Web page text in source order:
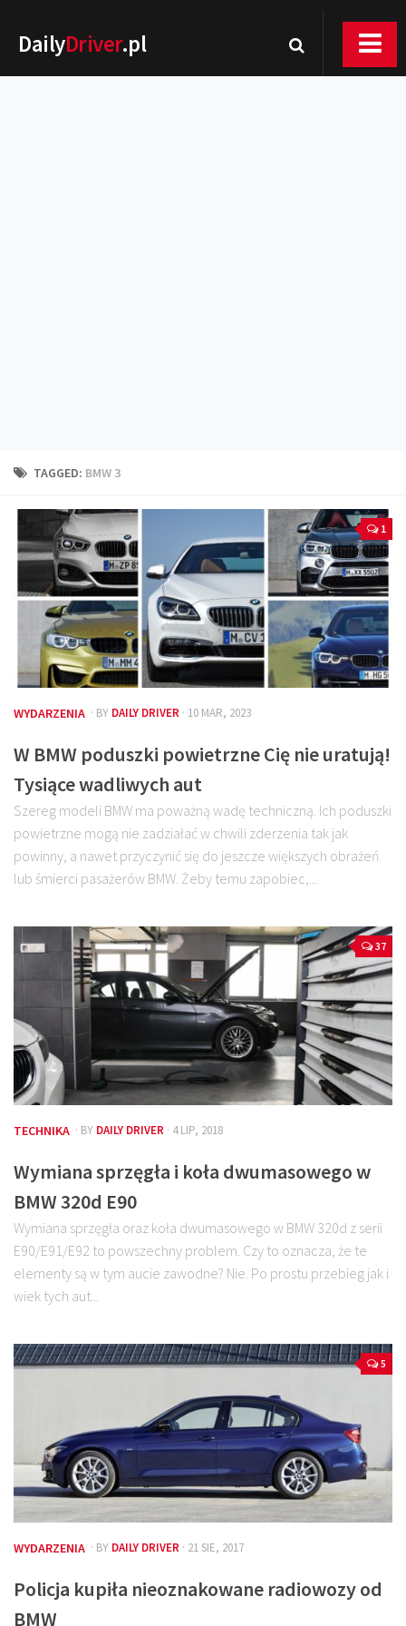
DailyDriver.pl
Technika jazdy
Kalkulatory
Przelicznik mocy
Auto z niemiec
Galerie
TAGGED: BMW 3
1
WYDARZENIA · BY DAILY DRIVER · 10 MAR, 2023
W BMW poduszki powietrzne Cię nie uratują!
Tysiące wadliwych aut
Szereg modeli BMW ma poważną wadę techniczną. Ich poduszki
powietrzne mogą nie zadziałać w chwili zderzenia tak jak
powinny, a nawet przyczynić się do jeszcze większych obrażeń
lub śmierci pasażerów BMW. Żeby temu zapobiec,...
37
TECHNIKA · BY DAILY DRIVER · 4 LIP, 2018
Wymiana sprzęgła i koła dwumasowego w
BMW 320d E90
Wymiana sprzęgła oraz koła dwumasowego w BMW 320d z serii
E90/E91/E92 to powszechny problem. Czy to oznacza, że te
elementy są w tym aucie zawodne? Nie. Po prostu przebieg jak i
wiek tych aut...
5
WYDARZENIA · BY DAILY DRIVER · 21 SIE, 2017
Policja kupiła nieoznakowane radiowozy od
BMW